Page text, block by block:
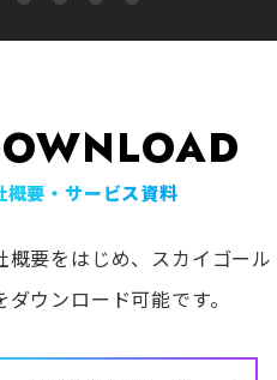
概要・サービス資料
概要をはじめ、スカイゴー
ダウンロード可能です。